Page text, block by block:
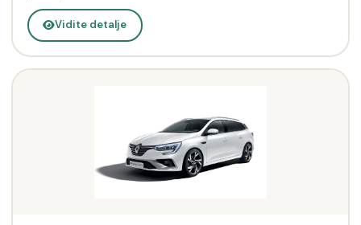
Vidite detalje